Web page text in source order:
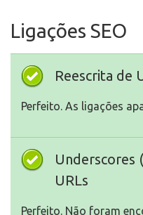
Ligações SEO
Reescrita de
Perfeito. As ligações
Underscores
URLs
Perfeito. Não foram